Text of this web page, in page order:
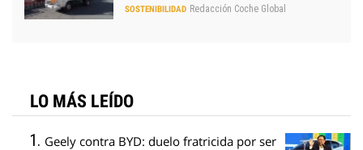
SOSTENIBILIDAD Redacción Coche Global
LO MÁS LEÍDO
Geely contra BYD: duelo fratricida por ser